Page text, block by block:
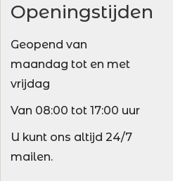
Openingstijden
Geopend van
maandag tot en met
vrijdag
Van 08:00 tot 17:00 uur
U kunt ons altijd 24/7
mailen.